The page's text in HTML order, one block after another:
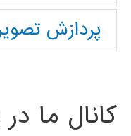
پردازش
کانال ما